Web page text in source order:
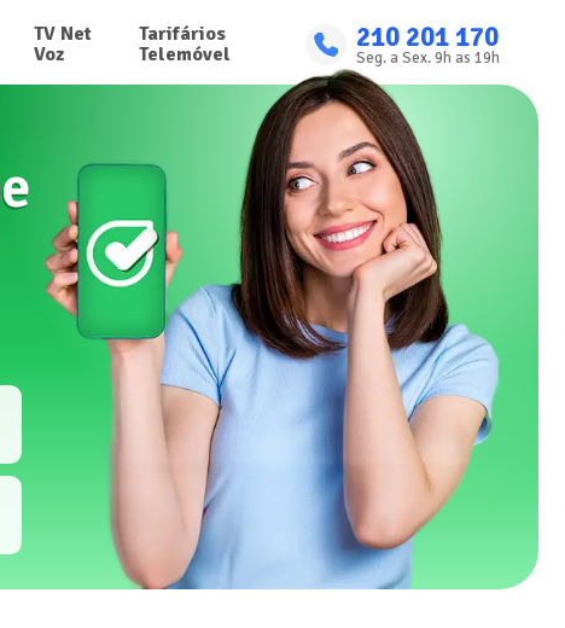
TV Net
Voz
Tarifários
Telemóvel
210 201 170
Seg. a Sex. 9h as 19h